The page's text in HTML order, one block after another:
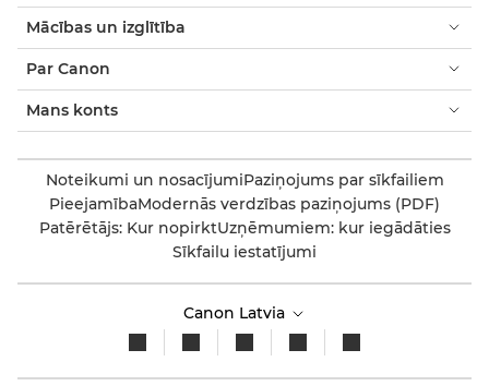
Mācības un izglītība
Par Canon
Mans konts
Noteikumi un nosacījumiPaziņojums par sīkfailiem
PieejamībaModernās verdzības paziņojums (PDF)
Patērētājs: Kur nopirktUzņēmumiem: kur iegādāties
Sīkfailu iestatījumi
Canon Latvia